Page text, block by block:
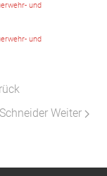
und
und
Weiter